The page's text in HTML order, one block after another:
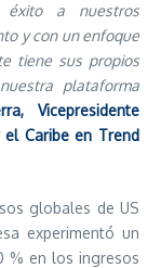
éxito a nuestros
y con un enfoque
tiene sus propios
plataforma
Vicepresidente
el Caribe en Trend
globales de US
experimentó un
% en los ingresos